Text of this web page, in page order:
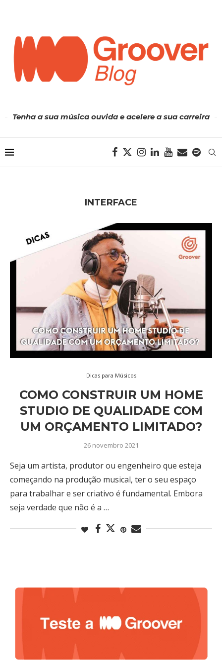
Tenha a sua música ouvida e acelere a sua carreira
INTERFACE
Dicas para Músicos
COMO CONSTRUIR UM HOME
STUDIO DE QUALIDADE COM
UM ORÇAMENTO LIMITADO?
26 novembro 2021
Seja um artista, produtor ou engenheiro que esteja
começando na produção musical, ter o seu espaço
para trabalhar e ser criativo é fundamental. Embora
seja verdade que não é a …